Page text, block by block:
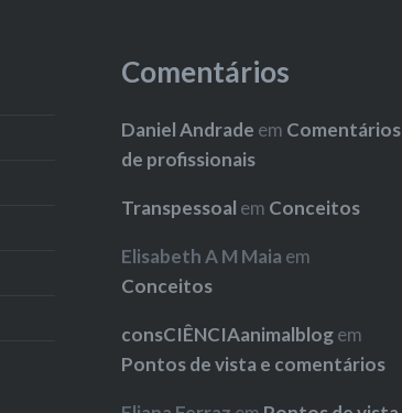
Comentários
Daniel Andrade em Comentários
de profissionais
Transpessoal em Conceitos
Elisabeth A M Maia em
Conceitos
consCIÊNCIAanimalblogem
Pontos de vista e comentários